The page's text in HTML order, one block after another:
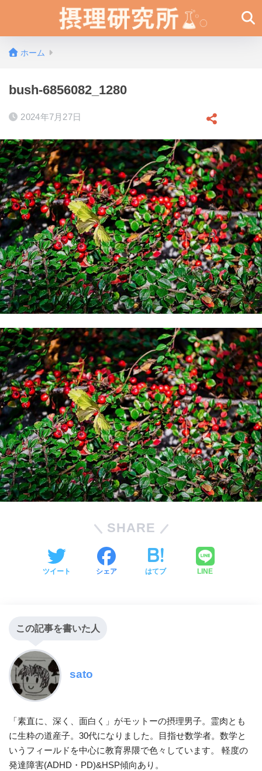
ホーム
bush-6856082_1280
2024年7月27日
SHARE
ツイート シェア はてブ LINE
この記事を書いた人
sato
「素直に、深く、面白く」がモットーの摂理男子。霊肉とも
に生粋の道産子。30代になりました。目指せ数学者。数学と
いうフィールドを中心に教育界隈で色々しています。 軽度の
発達障害(ADHD・PD)&HSP傾向あり。